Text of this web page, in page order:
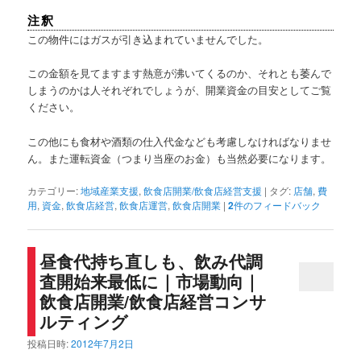
注釈
この物件にはガスが引き込まれていませんでした。
この金額を見てますます熱意が沸いてくるのか、それとも萎んで
しまうのかは人それぞれでしょうが、開業資金の目安としてご覧
ください。
この他にも食材や酒類の仕入代金なども考慮しなければなりませ
ん。また運転資金（つまり当座のお金）も当然必要になります。
カテゴリー:地域産業支援,飲食店開業/飲食店経営支援 | タグ: 店舗,費
用, 資金,飲食店経営,飲食店運営,飲食店開業 |2件のフィードバック
昼食代持ち直しも、飲み代調
査開始来最低に｜市場動向｜
飲食店開業/飲食店経営コンサ
ルティング
投稿日時:2012年7月2日